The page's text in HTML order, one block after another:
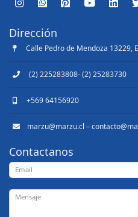
Dirección
Calle Pedro de Mendoza 13229,
(2) 225283808- (2) 25283730
+569 64156920
marzu@marzu.cl –
Contactanos